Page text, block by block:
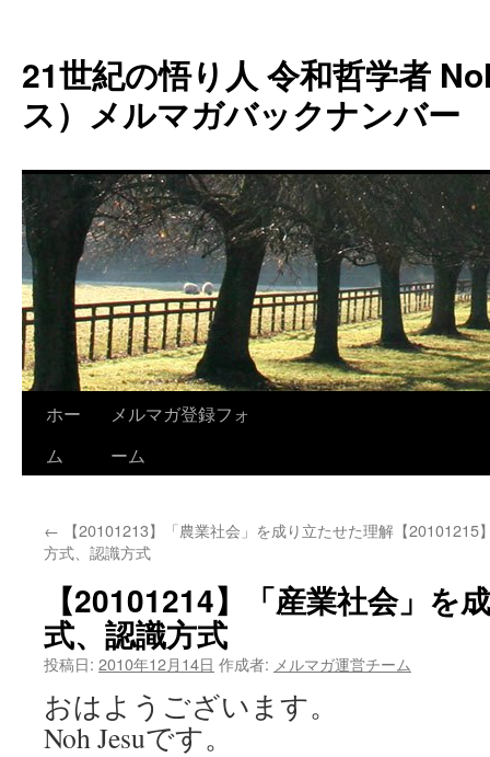
テ
ン
ツ
へ
キ
ッ
プ
21世紀の悟り人 令和哲学者
ス）メルマガバックナンバー
ホー
ム
メルマガ登録フォ
ーム
← 【20101213】「農業社会」を成り立たせた理解
方式、認識方式
【
【20101214】「産業社会」を
式、認識方式
投稿日: 2010年12月14日 作成者: メルマガ運営チーム
おはようございます。
Noh Jesuです。